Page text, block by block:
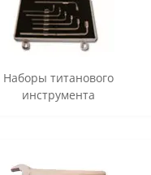
Наборы титанового
инструмента